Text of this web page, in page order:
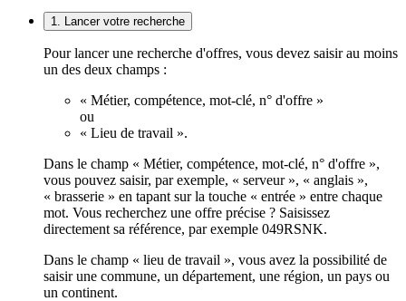
1. Lancer votre recherche
Pour lancer une recherche d'offres, vous devez saisir au moins
un des deux champs :
« Métier, compétence, mot-clé, n° d'offre »
ou
« Lieu de travail ».
Dans le champ « Métier, compétence, mot-clé, n° d'offre »,
vous pouvez saisir, par exemple, « serveur », « anglais »,
« brasserie » en tapant sur la touche « entrée » entre chaque
mot. Vous recherchez une offre précise ? Saisissez
directement sa référence, par exemple 049RSNK.
Dans le champ « lieu de travail », vous avez la possibilité de
saisir une commune, un département, une région, un pays ou
un continent.